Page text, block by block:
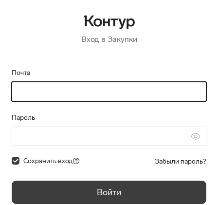
Вход в Закупки
Почта
Пароль
Сохранить вход Забыли пароль?
Войти